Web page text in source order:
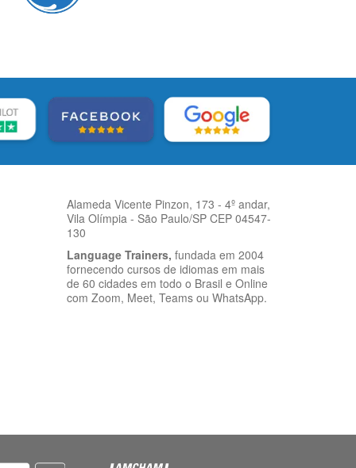
Alameda Vicente Pinzon, 173 - 4º andar,
Vila Olímpia - São Paulo/SP CEP 04547-
130
Language Trainers, fundada em 2004
fornecendo cursos de idiomas em mais
de 60 cidades em todo o Brasil e Online
com Zoom, Meet, Teams ou WhatsApp.